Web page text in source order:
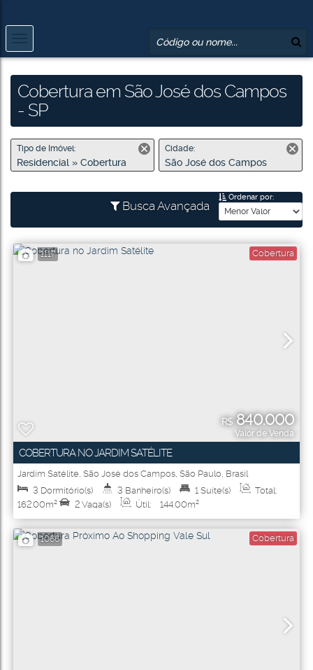
Cobertura em São José dos Campos
- SP
Tipo de Imóvel:
Residencial » Cobertura
Cidade:
São José dos Campos
Busca Avançada
Ordenar por:
1117 Cobertura
R$840.000
Valor de Venda
COBERTURA NO JARDIM SATÉLITE
Jardim Satélite, São José dos Campos, São Paulo, Brasil
3 Dormitório(s) 3 Banheiro(s) 1 Suíte(s)
Total:
162.00m² 2 Vaga(s) Útil: 144.00m²
1066 Cobertura